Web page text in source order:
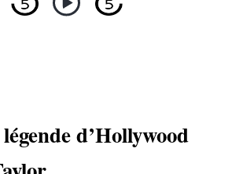
d’Hollywood